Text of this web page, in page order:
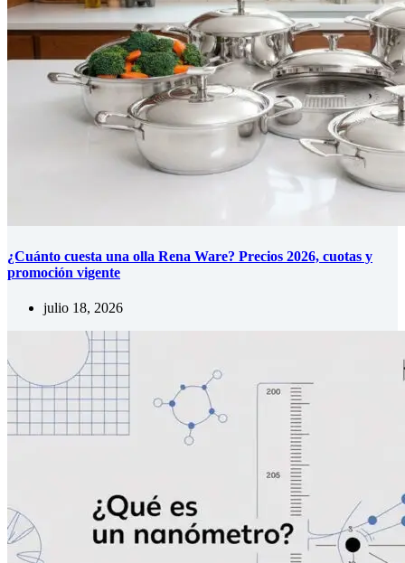
¿Cuánto cuesta una olla Rena Ware? Precios 2026, cuotas y
promoción vigente
julio 18, 2026